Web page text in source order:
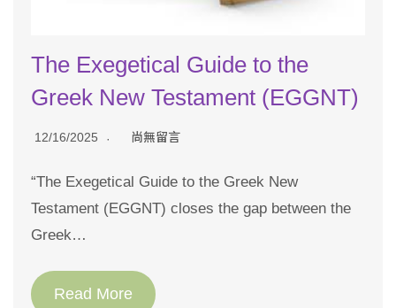
The Exegetical Guide to the
Greek New Testament (EGGNT)
12/16/2025 尚無留言
“The Exegetical Guide to the Greek New
Testament (EGGNT) closes the gap between the
Greek…
Read More